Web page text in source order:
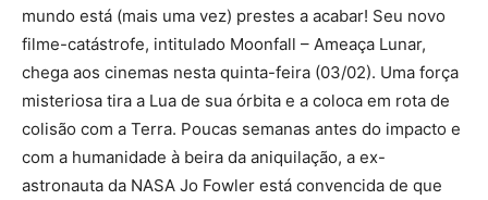
mundo está (mais uma vez) prestes a acabar! Seu novo
filme-catástrofe, intitulado Moonfall – Ameaça Lunar,
chega aos cinemas nesta quinta-feira (03/02). Uma força
misteriosa tira a Lua de sua órbita e a coloca em rota de
colisão com a Terra. Poucas semanas antes do impacto e
com a humanidade à beira da aniquilação, a ex-
astronauta da NASA Jo Fowler está convencida de que